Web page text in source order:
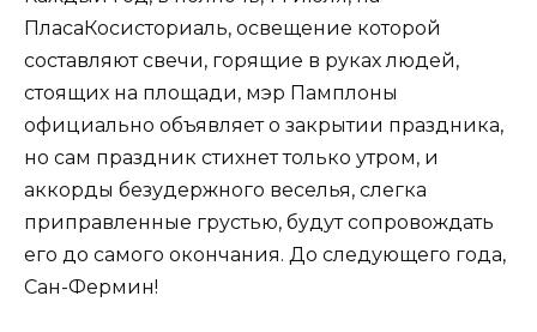
ПласаКосисториаль, освещение которой
составляют свечи, горящие в руках людей,
стоящих на площади, мэр Памплоны
официально объявляет о закрытии праздника,
но сам праздник стихнет только утром, и
аккорды безудержного веселья, слегка
приправленные грустью, будут сопровождать
его до самого окончания. До следующего года,
Сан-Фермин!